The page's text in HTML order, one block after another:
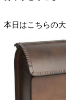
本日はこちらの